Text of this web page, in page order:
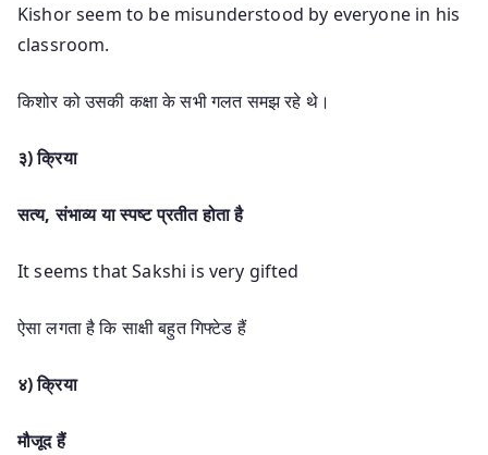
Kishor seem to be misunderstood by everyone in his
classroom.
किशोर को उसकी कक्षा के सभी गलत समझ रहे थे।
३) क्रिया
सत्य, संभाव्य या स्पष्ट प्रतीत होता है
It seems that Sakshi is very gifted
ऐसा लगता है कि साक्षी बहुत गिफ्टेड हैं
४) क्रिया
मौजूद हैं